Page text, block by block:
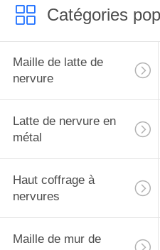
Catégories
Maille de latte de
nervure
Latte de nervure en
métal
Haut coffrage à
nervures
Maille de mur de